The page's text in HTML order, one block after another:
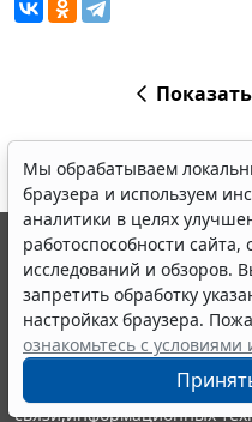
Мы обрабатываем
браузера и используем
аналитики в целях
работоспособности сайта,
исследований и обзоров.
запретить обработку
настройках браузера.
ознакомьтесь с условиями
© ООО "НПП "ГАРАНТ-
выпускается с 1990 года.
являются участниками
информации ГАРАНТ.
Портал ГАРАНТ.РУ
издания Федеральной
связи,информационных